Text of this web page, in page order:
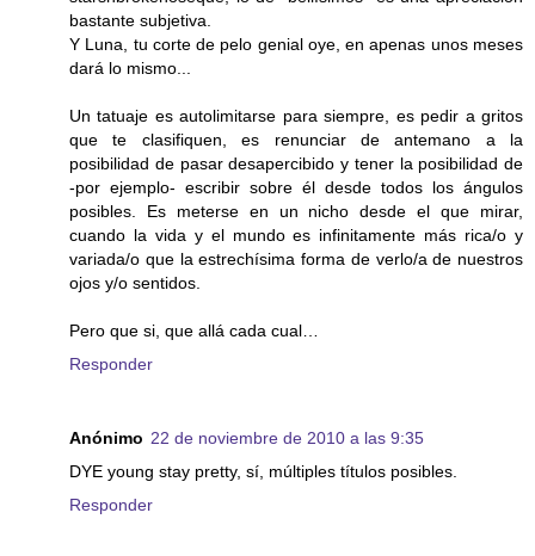
bastante subjetiva.
Y Luna, tu corte de pelo genial oye, en apenas unos meses
dará lo mismo...
Un tatuaje es autolimitarse para siempre, es pedir a gritos
que te clasifiquen, es renunciar de antemano a la
posibilidad de pasar desapercibido y tener la posibilidad de
-por ejemplo- escribir sobre él desde todos los ángulos
posibles. Es meterse en un nicho desde el que mirar,
cuando la vida y el mundo es infinitamente más rica/o y
variada/o que la estrechísima forma de verlo/a de nuestros
ojos y/o sentidos.
Pero que si, que allá cada cual…
Responder
Anónimo 22 de noviembre de 2010 a las 9:35
DYE young stay pretty, sí, múltiples títulos posibles.
Responder